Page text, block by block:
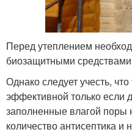
Перед утеплением
биозащитными средствами
Однако следует учесть,
эффективной только если
заполненные влагой поры
количество антисептика